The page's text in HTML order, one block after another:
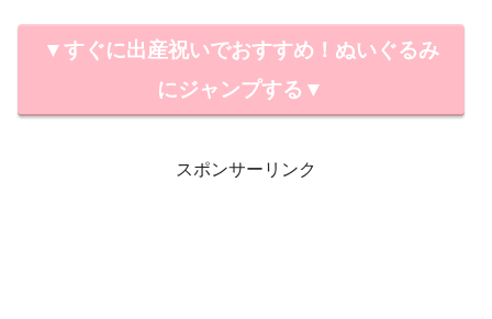
▼すぐに出産祝いでおすすめ！ぬいぐるみ
にジャンプする▼
スポンサーリンク